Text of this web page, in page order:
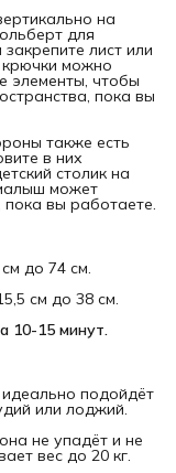
на
для
лист или
крючки можно
элементы, чтобы
пока вы
также есть
в них
столик на
может
пока вы работаете.
до 74 см.
см до 38 см.
10-15 минут.
подойдёт
или лоджий.
не упадёт и не
вес до 20 кг.